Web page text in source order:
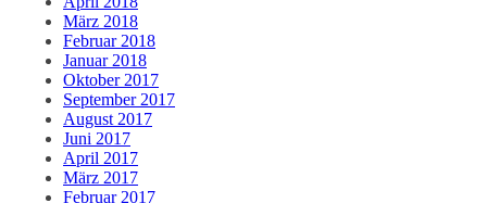
März 2018
Februar 2018
Januar 2018
Oktober 2017
September 2017
August 2017
Juni 2017
April 2017
März 2017
Februar 2017